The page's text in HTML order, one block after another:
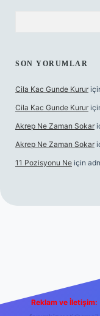
SON YORUMLAR
Cila Kac Gunde Kurur
Cila Kac Gunde Kurur
Akrep Ne Zaman Sokar
Akrep Ne Zaman Sokar
11 Pozisyonu Ne için
Reklam ve İletişim: